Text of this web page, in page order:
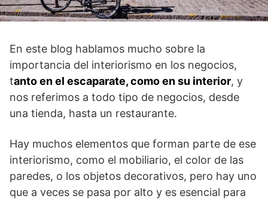
En este blog hablamos mucho sobre la
importancia del interiorismo en los negocios,
tanto en el escaparate, como en su interior, y
nos referimos a todo tipo de negocios, desde
una tienda, hasta un restaurante.
Hay muchos elementos que forman parte de ese
interiorismo, como el mobiliario, el color de las
paredes, o los objetos decorativos, pero hay uno
que a veces se pasa por alto y es esencial para